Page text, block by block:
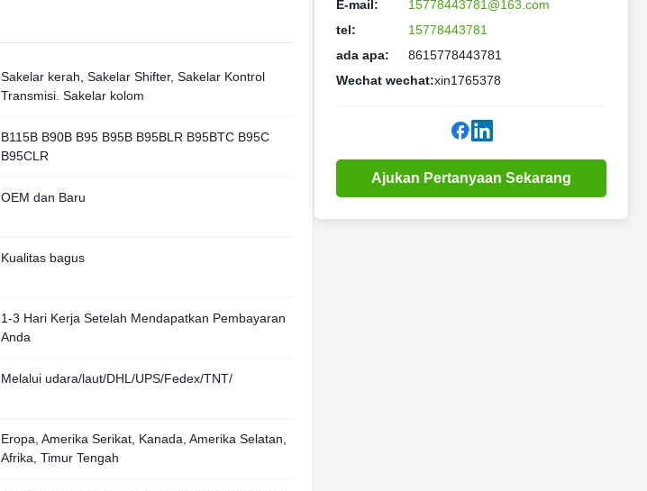
Sakelar kerah, Sakelar Shifter, Sakelar Kontrol
Transmisi. Sakelar kolom
B115B B90B B95 B95B B95BLR B95BTC B95C
B95CLR
OEM dan Baru
Kualitas bagus
1-3 Hari Kerja Setelah Mendapatkan Pembayaran
Anda
Melalui udara/laut/DHL/UPS/Fedex/TNT/
Eropa, Amerika Serikat, Kanada, Amerika Selatan,
Afrika, Timur Tengah
E-mail:
15778443781@163.com
tel:
15778443781
ada apa:
8615778443781
Wechat wechat:xin1765378
Ajukan Pertanyaan Sekarang